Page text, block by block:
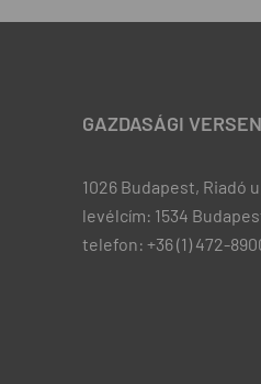
GAZDASÁGI
1026 Budapest, Riadó u.
levélcím: 1534
telefon: +36 (1) 472-